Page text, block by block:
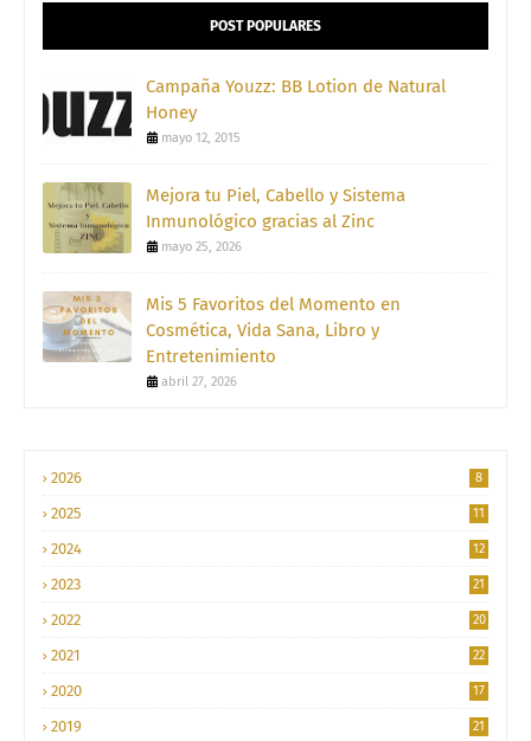
POST POPULARES
Campaña Youzz: BB Lotion de Natural
Honey
mayo 12, 2015
Mejora tu Piel, Cabello y Sistema
Inmunológico gracias al Zinc
mayo 25, 2026
Mis 5 Favoritos del Momento en
Cosmética, Vida Sana, Libro y
Entretenimiento
abril 27, 2026
2026 8
2025 11
2024 12
2023 21
2022 20
2021 22
2020 17
2019 21